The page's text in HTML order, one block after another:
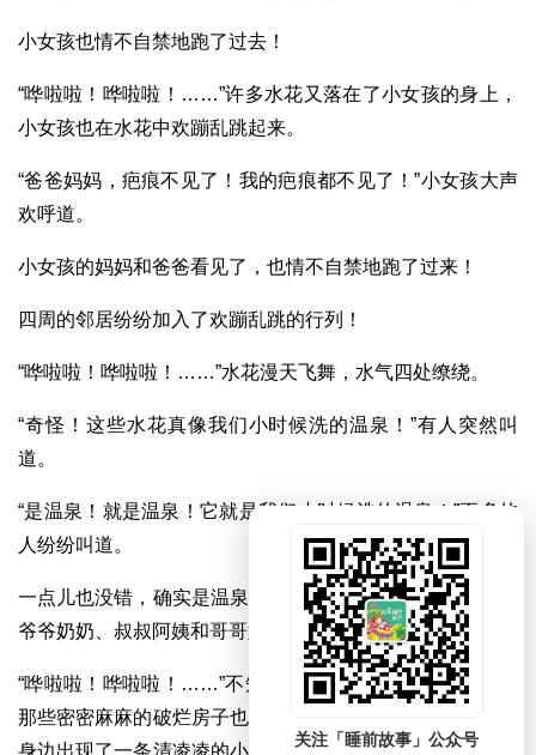
小女孩也情不自禁地跑了过去！
“哗啦啦！哗啦啦！……”许多水花又落在了小女孩的身上，
小女孩也在水花中欢蹦乱跳起来。
“爸爸妈妈，疤痕不见了！我的疤痕都不见了！”小女孩大声
欢呼道。
小女孩的妈妈和爸爸看见了，也情不自禁地跑了过来！
四周的邻居纷纷加入了欢蹦乱跳的行列！
“哗啦啦！哗啦啦！……”水花漫天飞舞，水气四处缭绕。
“奇怪！这些水花真像我们小时候洗的温泉！”有人突然叫
道。
“是温泉！就是温泉！它就是我们小时候洗的温泉！”更多的
人纷纷叫道。
一点儿也没错，确实是温泉！而这些人正是温泉一直等待的
爷爷奶奶、叔叔阿姨和哥哥姐姐！
“哗啦啦！哗啦啦！……”不知过了多久，那些水花消失了，
那些密密麻麻的破烂房子也全都消失了。与此同时，人们的
身边出现了一条清凌凌的小溪，小溪的四周全都是一片五颜
关注「睡前故事」公众号